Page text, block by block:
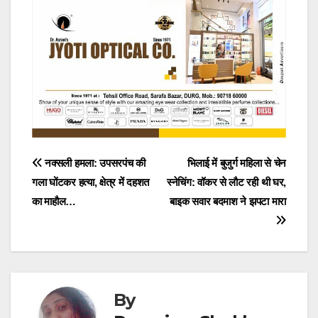
Post
navigation
भिलाई में बुजुर्ग महिला से चेन
स्नेचिंग: वॉकर से लौट रही थी घर,
बाइक सवार बदमाश ने झपटा मारा
नक्सली हमला: उपसरपंच की
गला घोंटकर हत्या, क्षेत्र में दहशत
का माहौल…
By